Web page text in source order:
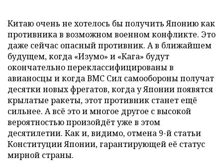
Китаю очень не хотелось бы получить Японию как
противника в возможном военном конфликте. Это
даже сейчас опасный противник. А в ближайшем
будущем, когда «Изумо» и «Кага» будут
окончательно переклассифицированы в
авианосцы и когда ВМС Сил самообороны получат
десятки новых фрегатов, когда у Японии появятся
крылатые ракеты, этот противник станет ещё
сильнее. А всё это и многое другое с высокой
вероятностью произойдёт уже в этом
десятилетии. Как и, видимо, отмена 9-й статьи
Конституции Японии, гарантирующей её статус
мирной страны.